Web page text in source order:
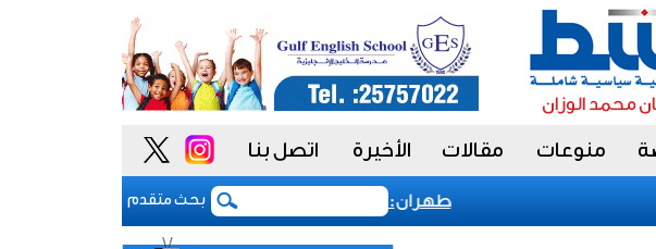
منوعات مقالات الأخيرة اتصل بنا
بحث متقدم
طهران: مضيق هرمز سيظل مغلقا حتى تنتهي التهديدات ضد